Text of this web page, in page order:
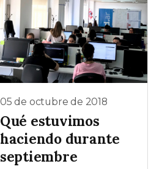
05 de octubre de 2018
Qué estuvimos
haciendo durante
septiembre